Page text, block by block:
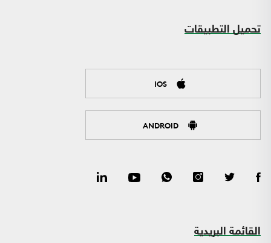
تحميل التطبيقات
IOS
ANDROID
القائمة البريدية